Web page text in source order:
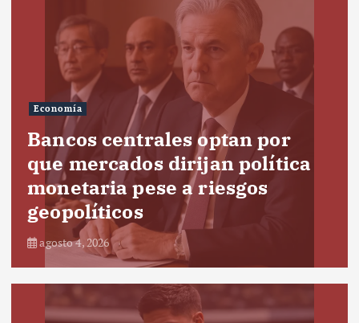
Economía
Bancos centrales optan por
que mercados dirijan política
monetaria pese a riesgos
geopolíticos
agosto 4, 2026